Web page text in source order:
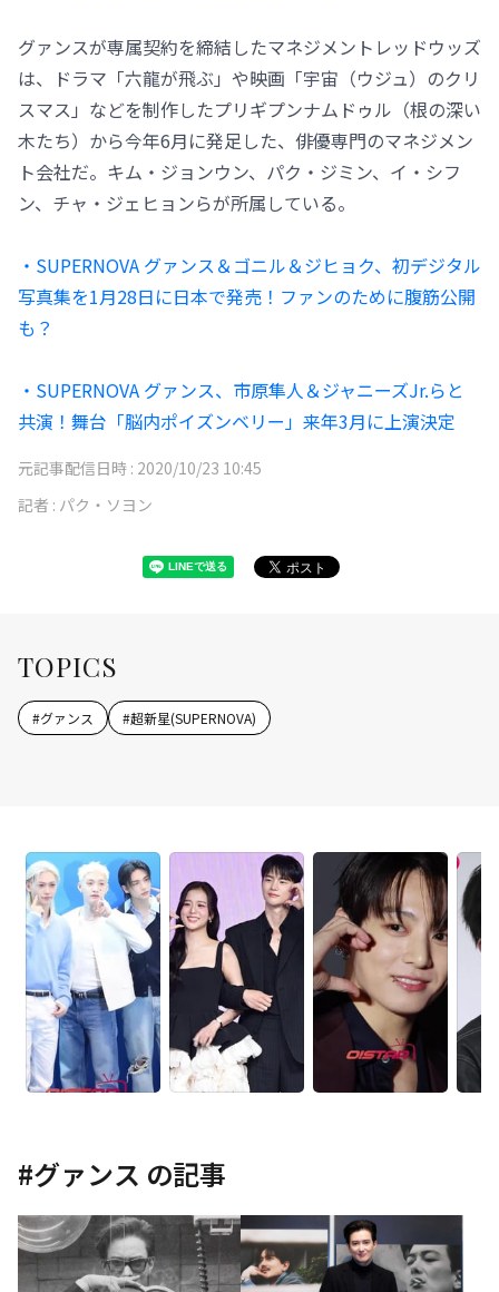
グァンスが専属契約を締結したマネジメントレッドウッズ
は、ドラマ「六龍が飛ぶ」や映画「宇宙（ウジュ）のクリ
スマス」などを制作したプリギプンナムドゥル（根の深い
木たち）から今年6月に発足した、俳優専門のマネジメン
ト会社だ。キム・ジョンウン、パク・ジミン、イ・シフ
ン、チャ・ジェヒョンらが所属している。
・SUPERNOVA グァンス＆ゴニル＆ジヒョク、初デジタル
写真集を1月28日に日本で発売！ファンのために腹筋公開
も？
・SUPERNOVA グァンス、市原隼人＆ジャニーズJr.らと
共演！舞台「脳内ポイズンベリー」来年3月に上演決定
元記事配信日時 : 2020/10/23 10:45
記者 : パク・ソヨン
TOPICS
#グァンス #超新星(SUPERNOVA)
#グァンス の記事